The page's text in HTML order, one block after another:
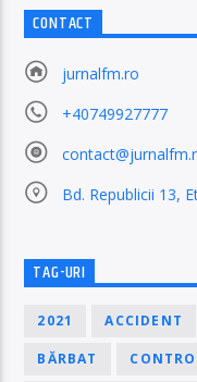
CONTACT
jurnalfm.ro
+40749927777
Bd. Republicii 13,
TAG-URI
2021 ACCIDENT
BĂRBAT